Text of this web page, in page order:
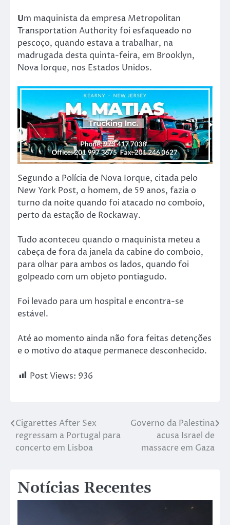
Um maquinista da empresa Metropolitan
Transportation Authority foi esfaqueado no
pescoço, quando estava a trabalhar, na
madrugada desta quinta-feira, em Brooklyn,
Nova Iorque, nos Estados Unidos.
Segundo a Polícia de Nova Iorque, citada pelo
New York Post, o homem, de 59 anos, fazia o
turno da noite quando foi atacado no comboio,
perto da estação de Rockaway.
Tudo aconteceu quando o maquinista meteu a
cabeça de fora da janela da cabine do comboio,
para olhar para ambos os lados, quando foi
golpeado com um objeto pontiagudo.
Foi levado para um hospital e encontra-se
estável.
Até ao momento ainda não fora feitas detenções
e o motivo do ataque permanece desconhecido.
Post Views: 936
Cigarettes After Sex
regressam a Portugal para
concerto em Lisboa
Governo da Palestina
acusa Israel de
massacre em Gaza
Notícias Recentes